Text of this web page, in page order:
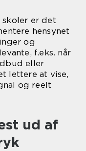
skoler er det
hensynet
og
f.eks. når
eller
lettere at vise,
og reelt
ud af